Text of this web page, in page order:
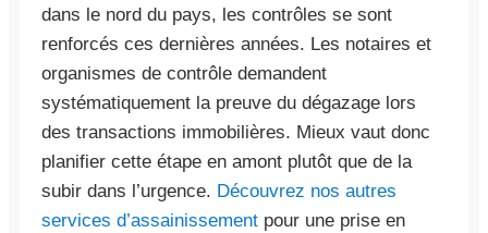
dans le nord du pays, les contrôles se sont
renforcés ces dernières années. Les notaires et
organismes de contrôle demandent
systématiquement la preuve du dégazage lors
des transactions immobilières. Mieux vaut donc
planifier cette étape en amont plutôt que de la
subir dans l’urgence. Découvrez nos autres
services d’assainissement pour une prise en